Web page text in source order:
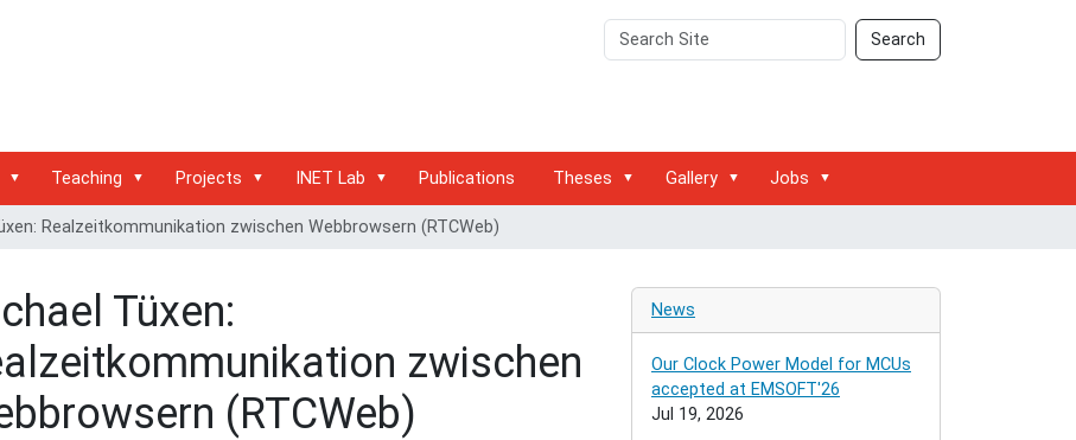
Search
Site
Search
Advanced
Search…
Teaching Projects INET Lab Publications Theses Gallery Jobs
Realzeitkommunikation zwischen Webbrowsern (RTCWeb)
Tüxen:
zwischen
(RTCWeb)
News
Our Clock Power Model for MCUs
accepted at EMSOFT'26
Jul 19, 2026